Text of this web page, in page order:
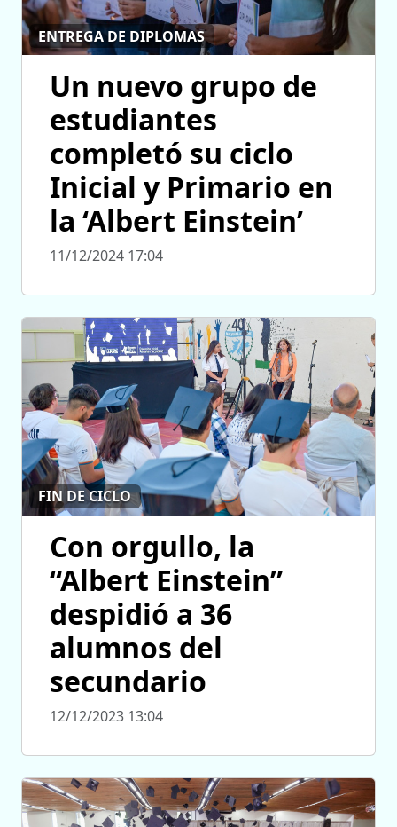
ENTREGA DE DIPLOMAS
Un nuevo grupo de
estudiantes
completó su ciclo
Inicial y Primario en
la ‘Albert Einstein’
11/12/2024 17:04
FIN DE CICLO
Con orgullo, la
“Albert Einstein”
despidió a 36
alumnos del
secundario
12/12/2023 13:04